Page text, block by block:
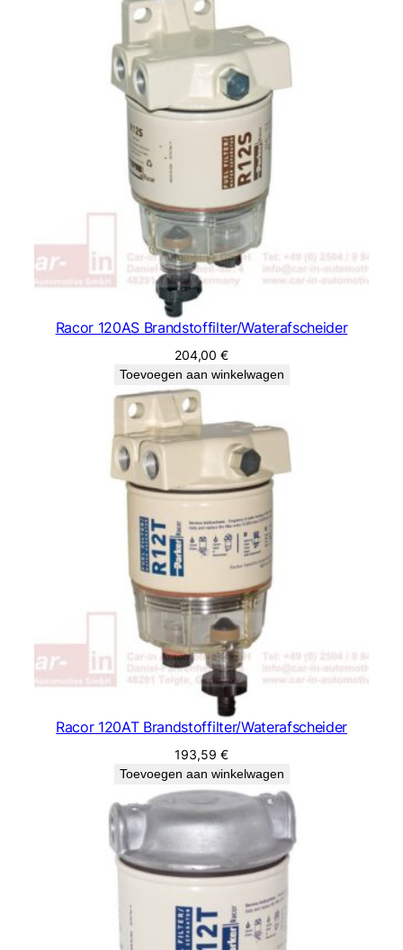
Racor 120AS Brandstoffilter/Waterafscheider
204,00€
Toevoegen aan winkelwagen
Racor 120AT Brandstoffilter/Waterafscheider
193,59 €
Toevoegen aan winkelwagen